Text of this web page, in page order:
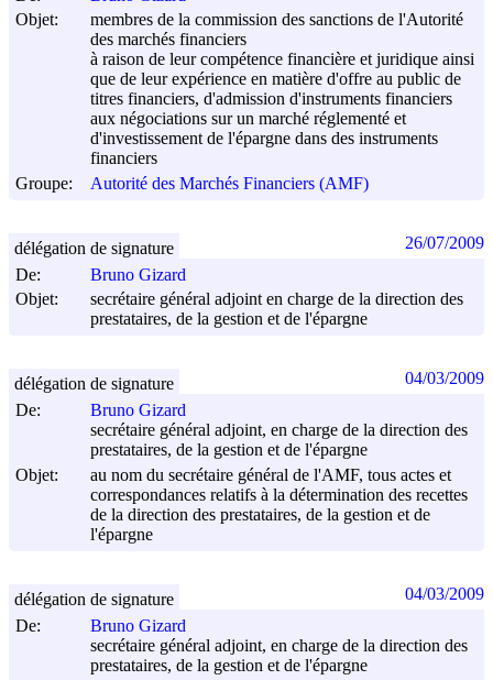
Objet:
membres de la commission des sanctions de l'Autorité
des marchés financiers
à raison de leur compétence financière et juridique ainsi
que de leur expérience en matière d'offre au public de
titres financiers, d'admission d'instruments financiers
aux négociations sur un marché réglementé et
d'investissement de l'épargne dans des instruments
financiers
Groupe:
Autorité des Marchés Financiers (AMF)
De:
Bruno Gizard
Objet:
secrétaire général adjoint en charge de la direction des
prestataires, de la gestion et de l'épargne
délégation de signature 26/07/2009
De:
Bruno Gizard
secrétaire général adjoint, en charge de la direction des
prestataires, de la gestion et de l'épargne
Objet:
au nom du secrétaire général de l'AMF, tous actes et
correspondances relatifs à la détermination des recettes
de la direction des prestataires, de la gestion et de
l'épargne
délégation de signature 04/03/2009
De:
Bruno Gizard
secrétaire général adjoint, en charge de la direction des
prestataires, de la gestion et de l'épargne
délégation de signature 04/03/2009